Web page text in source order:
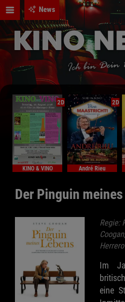
News
2D
KINO & VINO
2D
André Rieu
Der Pinguin
Regie:
Herrero
Im
eine